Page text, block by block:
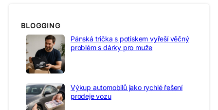
BLOGGING
Pánská trička s potiskem vyřeší věčný
problém s dárky pro muže
Výkup automobilů jako rychlé řešení
prodeje vozu